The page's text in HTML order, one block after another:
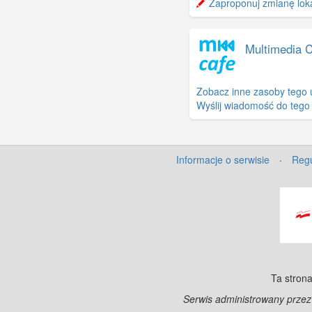
Multimedia
Zobacz inne zasoby tego
Wyślij wiadomość do
Informacje o serwisie ·
Ta
Serwis administrowany